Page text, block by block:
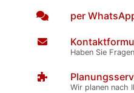
per
Haben Sie
Wir planen nach